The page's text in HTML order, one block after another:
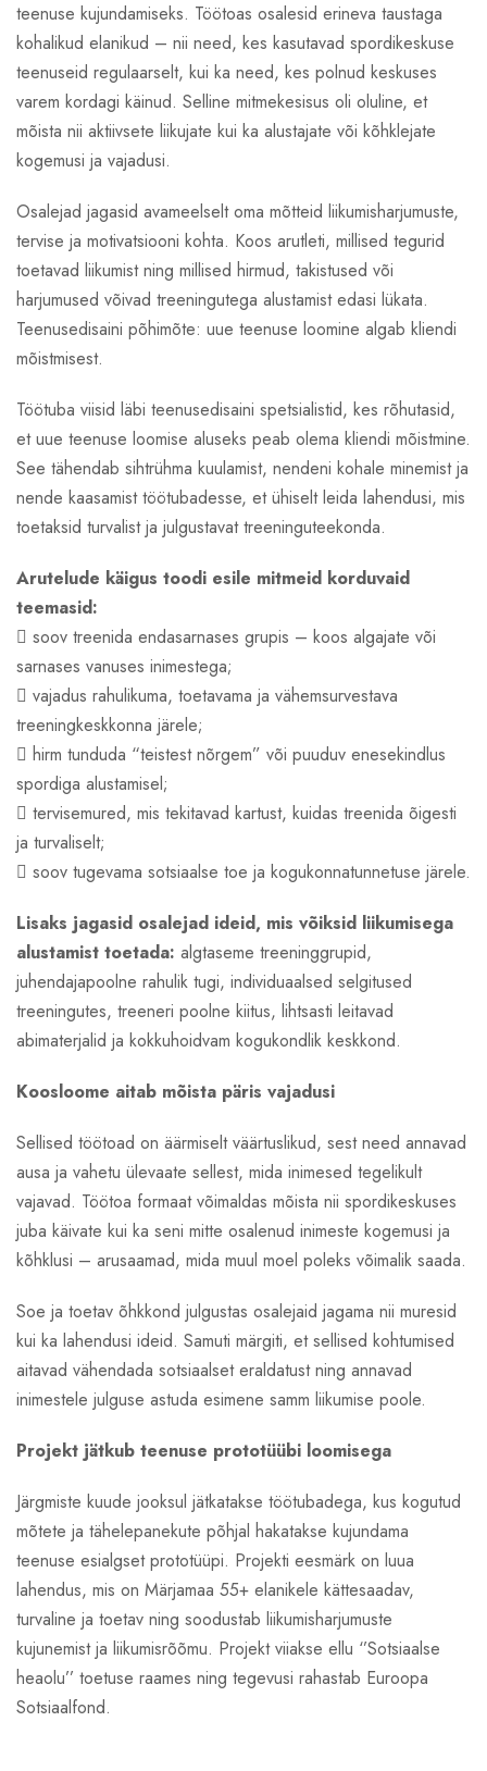
teenuse kujundamiseks. Töötoas osalesid erineva taustaga
kohalikud elanikud – nii need, kes kasutavad spordikeskuse
teenuseid regulaarselt, kui ka need, kes polnud keskuses
varem kordagi käinud. Selline mitmekesisus oli oluline, et
mõista nii aktiivsete liikujate kui ka alustajate või kõhklejate
kogemusi ja vajadusi.
Osalejad jagasid avameelselt oma mõtteid liikumisharjumuste,
tervise ja motivatsiooni kohta. Koos arutleti, millised tegurid
toetavad liikumist ning millised hirmud, takistused või
harjumused võivad treeningutega alustamist edasi lükata.
Teenusedisaini põhimõte: uue teenuse loomine algab kliendi
mõistmisest.
Töötuba viisid läbi teenusedisaini spetsialistid, kes rõhutasid,
et uue teenuse loomise aluseks peab olema kliendi mõistmine.
See tähendab sihtrühma kuulamist, nendeni kohale minemist ja
nende kaasamist töötubadesse, et ühiselt leida lahendusi, mis
toetaksid turvalist ja julgustavat treeninguteekonda.
Arutelude käigus toodi esile mitmeid korduvaid
teemasid:
 soov treenida endasarnases grupis – koos algajate või
sarnases vanuses inimestega;
 vajadus rahulikuma, toetavama ja vähemsurvestava
treeningkeskkonna järele;
 hirm tunduda “teistest nõrgem” või puuduv enesekindlus
spordiga alustamisel;
 tervisemured, mis tekitavad kartust, kuidas treenida õigesti
ja turvaliselt;
 soov tugevama sotsiaalse toe ja kogukonnatunnetuse järele.
Lisaks jagasid osalejad ideid, mis võiksid liikumisega
alustamist toetada: algtaseme treeninggrupid,
juhendajapoolne rahulik tugi, individuaalsed selgitused
treeningutes, treeneri poolne kiitus, lihtsasti leitavad
abimaterjalid ja kokkuhoidvam kogukondlik keskkond.
Koosloome aitab mõista päris vajadusi
Sellised töötoad on äärmiselt väärtuslikud, sest need annavad
ausa ja vahetu ülevaate sellest, mida inimesed tegelikult
vajavad. Töötoa formaat võimaldas mõista nii spordikeskuses
juba käivate kui ka seni mitte osalenud inimeste kogemusi ja
kõhklusi – arusaamad, mida muul moel poleks võimalik saada.
Soe ja toetav õhkkond julgustas osalejaid jagama nii muresid
kui ka lahendusi ideid. Samuti märgiti, et sellised kohtumised
aitavad vähendada sotsiaalset eraldatust ning annavad
inimestele julguse astuda esimene samm liikumise poole.
Projekt jätkub teenuse prototüübi loomisega
Järgmiste kuude jooksul jätkatakse töötubadega, kus kogutud
mõtete ja tähelepanekute põhjal hakatakse kujundama
teenuse esialgset prototüüpi. Projekti eesmärk on luua
lahendus, mis on Märjamaa 55+ elanikele kättesaadav,
turvaline ja toetav ning soodustab liikumisharjumuste
kujunemist ja liikumisrõõmu. Projekt viiakse ellu ‘’Sotsiaalse
heaolu’’ toetuse raames ning tegevusi rahastab Euroopa
Sotsiaalfond.